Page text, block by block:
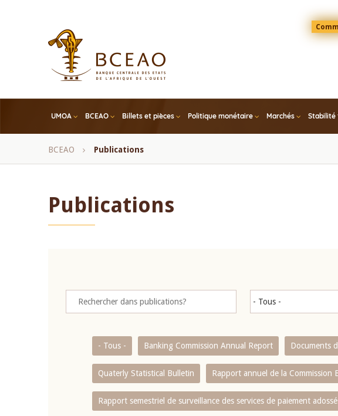
Menu
Top
UMOA BCEAO Billets et pièces Politique monétaire Marchés Stabilité
Fil
BCEAO Publications
Publications
- Tous - Banking Commission Annual Report Documents
Quaterly Statistical Bulletin Rapport annuel de la Commission
Rapport semestriel de surveillance des services de paiement